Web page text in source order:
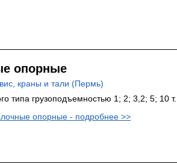
опорные
типа грузоподъемностью 1; 2; 3,2; 5; 10 т.
опорные - подробнее >>